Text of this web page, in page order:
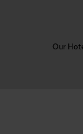
Our